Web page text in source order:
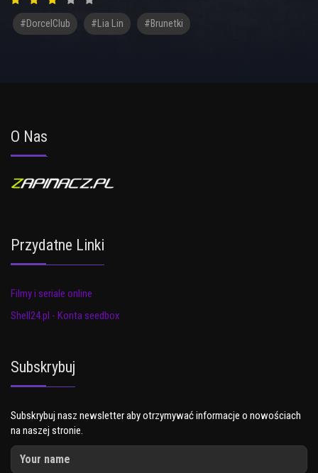
#DorcelClub #Lia Lin #brunetki
O Nas
Przydatne Linki
Filmy i seriale online
Shell24.pl - Konta seedbox
Subskrybuj
Subskrybuj nasz newsletter aby otrzymywać informacje o nowościach
na naszej stronie.